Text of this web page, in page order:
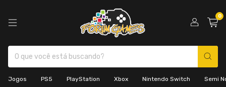
0
Jogos PS5 PlayStation Xbox Nintendo Switch Semi